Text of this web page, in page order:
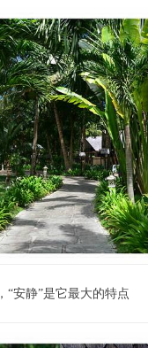
“安静”是它最大的特点